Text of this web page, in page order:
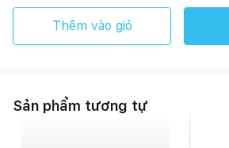
Thêm vào giỏ
Sản phẩm tương tự